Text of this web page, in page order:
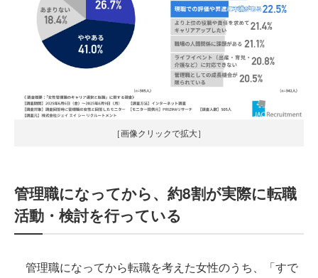
［画像クリックで拡大］
管理職になってから、約8割が実際に転職
活動・検討を行っている
管理職になってから転職を考えた女性のうち、「すで